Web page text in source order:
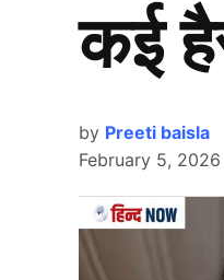
Bangladesh
दरअसल,
बाहर आयोजित
कई
by Preeti baisla
February 5, 2026